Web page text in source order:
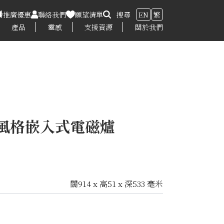
推廣優惠 聯絡我們 願望清單 搜尋 EN 繁
產品
靈感 支援資源 關於我們
格嵌入式電磁爐
闊914 x 高51 x 深533 毫米